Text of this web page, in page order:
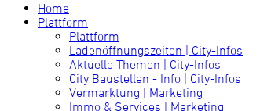
Home
Plattform
Plattform
Ladenöffnungszeiten | City-Infos
Aktuelle Themen | City-Infos
City Baustellen - Info | City-Infos
Vermarktung | Marketing
Immo & Services | Marketing